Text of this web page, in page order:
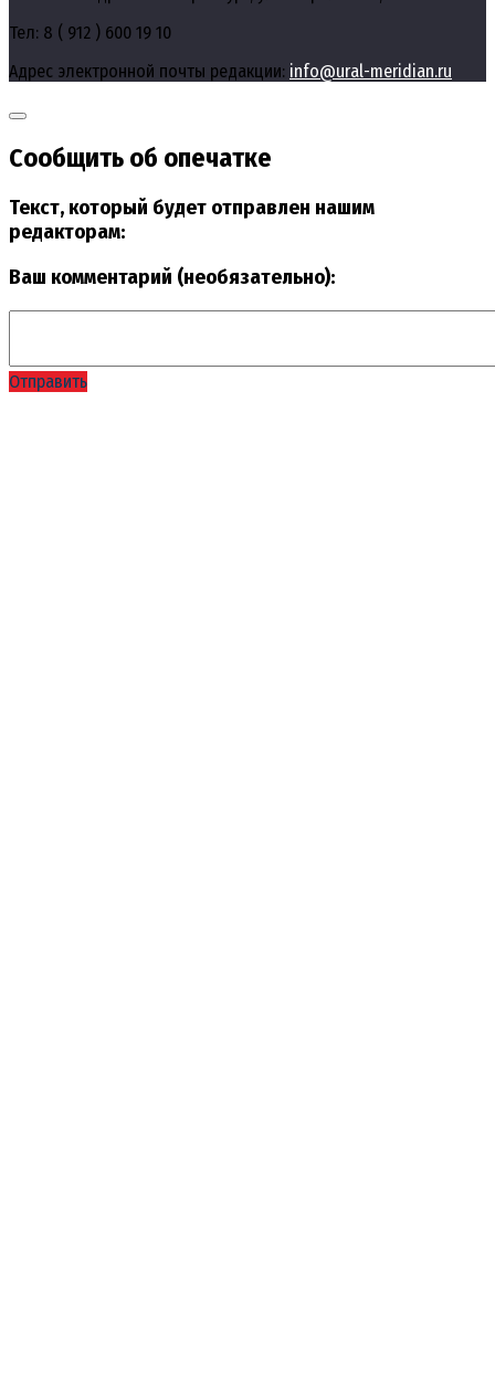
Тел: 8 ( 912 ) 600 19 10
Адрес электронной почты редакции: info@ural-meridian.ru
Сообщить об опечатке
Текст, который будет отправлен нашим
редакторам:
Ваш комментарий (необязательно):
Отправить